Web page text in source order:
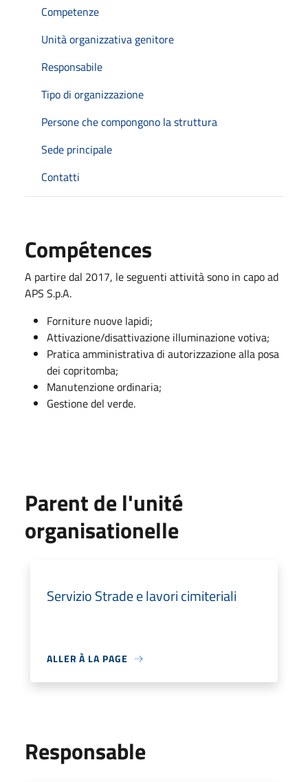
Competenze
Unità organizzativa genitore
Responsabile
Tipo di organizzazione
Persone che compongono la struttura
Sede principale
Contatti
Compétences
A partire dal 2017, le seguenti attività sono in capo ad
APS S.p.A.
Forniture nuove lapidi;
Attivazione/disattivazione illuminazione votiva;
Pratica amministrativa di autorizzazione alla posa
dei copritomba;
Manutenzione ordinaria;
Gestione del verde.
Parent de l'unité
organisationelle
Servizio Strade e lavori cimiteriali
ALLER À LA PAGE
Responsable